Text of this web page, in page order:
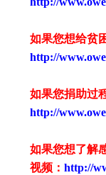
如果您想给贫
http://
如果您捐助过
http://
如果您想了解
视频： http://